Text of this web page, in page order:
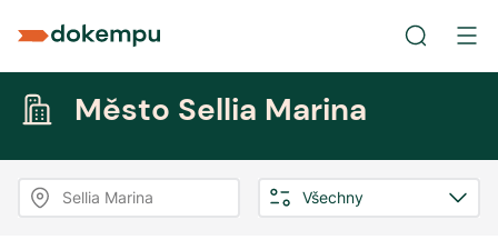
Město Sellia Marina
Sellia Marina Všechny